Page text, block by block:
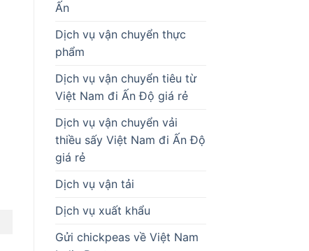
Ấn
Dịch vụ vận chuyển thực
phẩm
Dịch vụ vận chuyển tiêu từ
Việt Nam đi Ấn Độ giá rẻ
Dịch vụ vận chuyển vải
thiều sấy Việt Nam đi Ấn Độ
giá rẻ
Dịch vụ vận tải
Dịch vụ xuất khẩu
Gửi chickpeas về Việt Nam